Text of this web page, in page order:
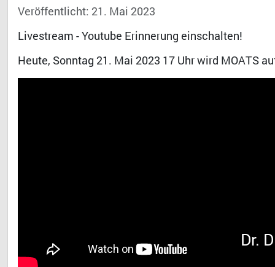
Dr.
Veröffentlicht: 21. Mai 2023
Livestream - Youtube Erinnerung einschalten!
Heute, Sonntag 21. Mai 2023 17 Uhr wird MOATS